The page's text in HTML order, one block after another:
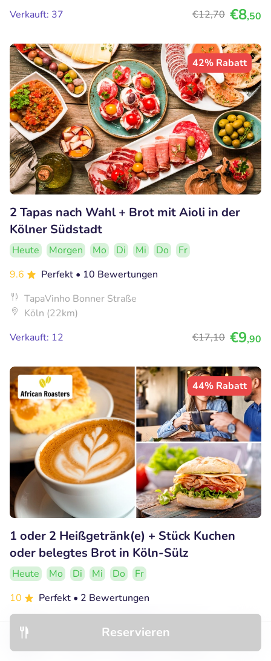
Reservieren
Verkauft: 37
€12,70 €8,50
42% Rabatt
2 Tapas nach Wahl + Brot mit Aioli in der
Kölner Südstadt
Heute Morgen Mo Di Mi Do
Fr
9.6
Perfekt • 10 Bewertungen
TapaVinho Bonner Straße
Köln (22km)
Verkauft: 12
€17,10 €9,90
44% Rabatt
1 oder 2 Heißgetränk(e) + Stück Kuchen
oder belegtes Brot in Köln-Sülz
Heute Mo Di Mi Do
Fr
10
Perfekt • 2 Bewertungen
Köln (23km)